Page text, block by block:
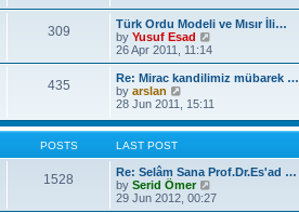
o
s
s
t
p
o
s
t
h
e
l
a
e
s
t
o
s
t
309
Türk Ordu Modeli ve Mısır İli…
by Yusuf Esad
i
e
w
h
l
e
s
t
p
26 Apr 2011, 11:14
435
Re: Mirac kandilimiz mübarek …
by arslan
w
e
l
a
t
28 Jun 2011, 15:11
POSTS LAST POST
1528
Re: Selâm Sana Prof.Dr.Es'ad …
by Serid Ömer
i
e
29 Jun 2012, 00:27